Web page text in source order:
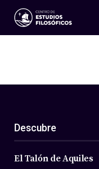
Eventos
ES
EN
Acerca de nosotros
Miembros
Descubre
El Talón de Aquiles